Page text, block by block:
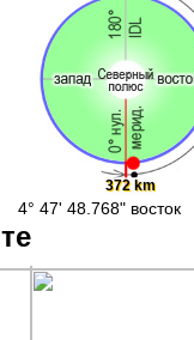
372 km
4° 47' 48.768" восток